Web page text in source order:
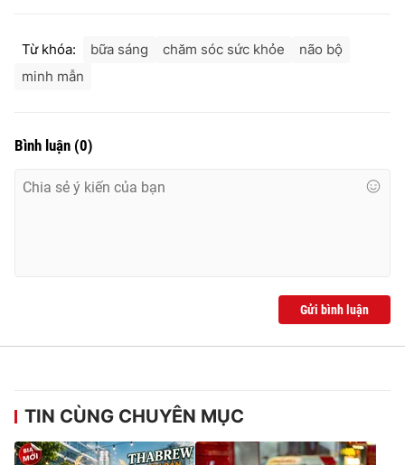
Từ khóa: bữa sáng chăm sóc sức khỏe
não bộ
minh mẫn
Bình luận (0)
Gửi bình luận
TIN CÙNG CHUYÊN MỤC